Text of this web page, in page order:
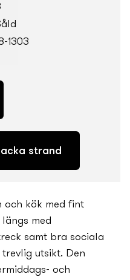
1303
strand
och kök med fint
med
samt bra sociala
utsikt. Den
och